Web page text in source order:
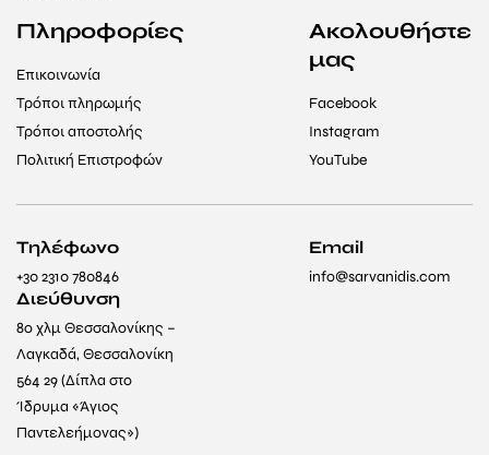
Πληροφορίες
Επικοινωνία
Τρόποι πληρωμής
Τρόποι αποστολής
Πολιτική Επιστροφών
Ακολουθήστε
μας
Facebook
Instagram
YouTube
Τηλέφωνο
+30 2310 780846
Email
info@sarvanidis.com
Διεύθυνση
8ο χλμ Θεσσαλονίκης –
Λαγκαδά, Θεσσαλονίκη
564 29 (Δίπλα στο
Ίδρυμα «Άγιος
Παντελεήμονας»)